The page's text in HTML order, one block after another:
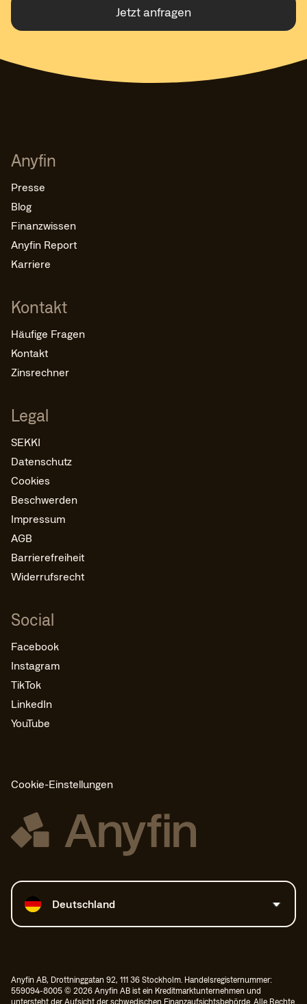
Jetzt anfragen
Anyfin
Presse
Blog
Finanzwissen
Anyfin Report
Karriere
Kontakt
Häufige Fragen
Kontakt
Zinsrechner
Legal
SEKKI
Datenschutz
Cookies
Beschwerden
Impressum
AGB
Barrierefreiheit
Widerrufsrecht
Social
Facebook
Instagram
TikTok
LinkedIn
YouTube
Cookie-Einstellungen
Land auswählen
Deutschland
Anyfin AB, Drottninggatan 92, 111 36 Stockholm. Handelsregisternummer:
559094-8005 © 2026 Anyfin AB ist ein Kreditmarktunternehmen und
untersteht der Aufsicht der schwedischen Finanzaufsichtsbehörde. Alle Rechte